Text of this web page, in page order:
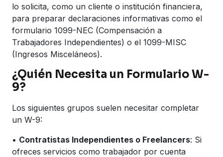
lo solicita, como un cliente o institución financiera,
para preparar declaraciones informativas como el
formulario 1099-NEC (Compensación a
Trabajadores Independientes) o el 1099-MISC
(Ingresos Misceláneos).
¿Quién Necesita un Formulario W-
9?
Los siguientes grupos suelen necesitar completar
un W-9:
• Contratistas Independientes o Freelancers: Si
ofreces servicios como trabajador por cuenta